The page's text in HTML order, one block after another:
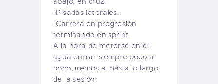
-Pisadas laterales.
-Carrera en progresión
terminando en sprint.
A la hora de meterse en el
agua entrar siempre poco a
poco, iremos a más a lo largo
de la sesión: